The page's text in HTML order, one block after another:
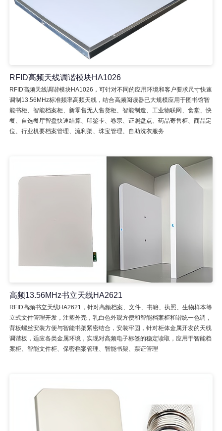
RFID高频天线调谐模块HA1026
RFID高频天线调谐模块HA1026，可针对不同的应用环境和客户要求尺寸快速
调制13.56MHz标准频率高频天线，结合高频阅读器已大规模应用于图书馆智
能书柜、智能档案柜、新零售无人售货柜、智能制造、工业物联网、食堂、快
餐、自选餐厅智盘快速结算、印鉴卡、卷宗、证照盘点、药品寄售柜、商品定
位、行业机要档案管理、流利架、珠宝管理、自助洗衣服务
高频13.56MHz书立天线HA2621
RFID高频书立天线HA2621，针对高频档案、文件、书籍、执照、生物样本等
立式文件管理开发，注塑外壳，乳白色外观方便和智能档案柜和谐统一色调，
背板螺丝安装方便与智能书架紧密结合，安装牢固，针对柜体金属开发的天线
调谐板，适应各类金属环境，实现对高频电子标签的稳定读取，应用于智能档
案柜、智能文件柜、保密档案管理、智能书架、票证管理